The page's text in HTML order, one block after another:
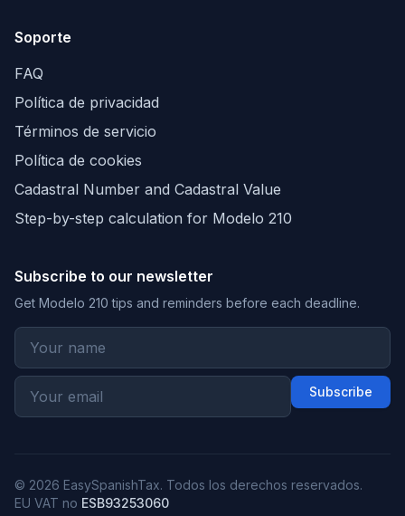
Soporte
FAQ
Política de privacidad
Términos de servicio
Política de cookies
Cadastral Number and Cadastral Value
Step-by-step calculation for Modelo 210
Subscribe to our newsletter
Get Modelo 210 tips and reminders before each deadline.
Subscribe
© 2026 EasySpanishTax. Todos los derechos reservados.
EU VAT no ESB93253060